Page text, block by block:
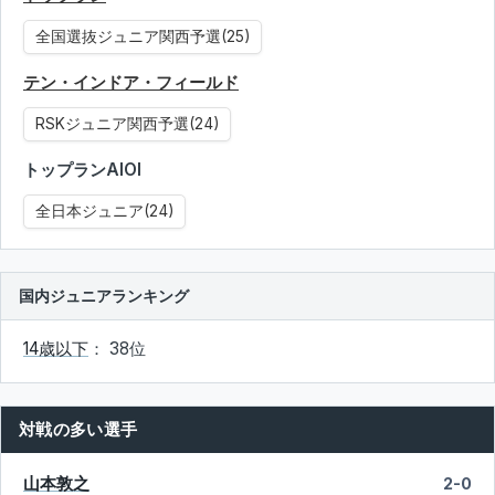
全国選抜ジュニア関西予選(25)
テン・インドア・フィールド
RSKジュニア関西予選(24)
トップランAIOI
全日本ジュニア(24)
国内ジュニアランキング
14歳以下 ： 38位
対戦の多い選手
山本敦之 2-0